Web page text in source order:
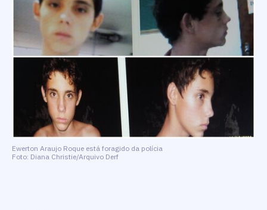
Ewerton Araujo Roque está foragido da polícia
Foto: Diana Christie/Arquivo Derf